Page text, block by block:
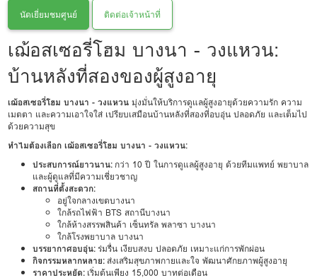
นัดเยี่ยมชมศูนย์
ติดต่อเจ้าหน้าที่
เฌ้อสเซอรี่โฮม บางนา - วงแหวน:
บ้านหลังที่สองของผู้สูงอายุ
เฌ้อสเซอรี่โฮม บางนา - วงแหวน มุ่งมั่นให้บริการดูแลผู้สูงอายุด้วยความรัก ความ
เมตตา และความเอาใจใส่ เปรียบเสมือนบ้านหลังที่สองที่อบอุ่น ปลอดภัย และเต็มไป
ด้วยความสุข
ทำไมต้องเลือก เฌ้อสเซอรี่โฮม บางนา - วงแหวน:
ประสบการณ์ยาวนาน: กว่า 10 ปี ในการดูแลผู้สูงอายุ ด้วยทีมแพทย์ พยาบาล
และผู้ดูแลที่มีความเชี่ยวชาญ
สถานที่ตั้งสะดวก:
อยู่ใจกลางเขตบางนา
ใกล้รถไฟฟ้า BTS สถานีบางนา
ใกล้ห้างสรรพสินค้า เซ็นทรัล พลาซา บางนา
ใกล้โรงพยาบาล บางนา
บรรยากาศอบอุ่น: ร่มรื่น เงียบสงบ ปลอดภัย เหมาะแก่การพักผ่อน
กิจกรรมหลากหลาย: ส่งเสริมสุขภาพกายและใจ พัฒนาศักยภาพผู้สูงอายุ
ราคาประหยัด: เริ่มต้นเพียง 15,000 บาทต่อเดือน